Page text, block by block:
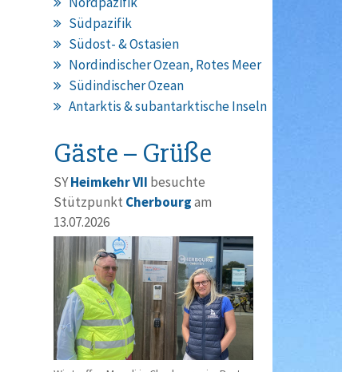
Südpazifik
Südost- & Ostasien
Nordindischer Ozean, Rotes Meer
Südindischer Ozean
Antarktis & subantarktische Inseln
Gäste – Grüße
SYHeimkehr VII besuchte
Stützpunkt Cherbourgam
13.07.2026